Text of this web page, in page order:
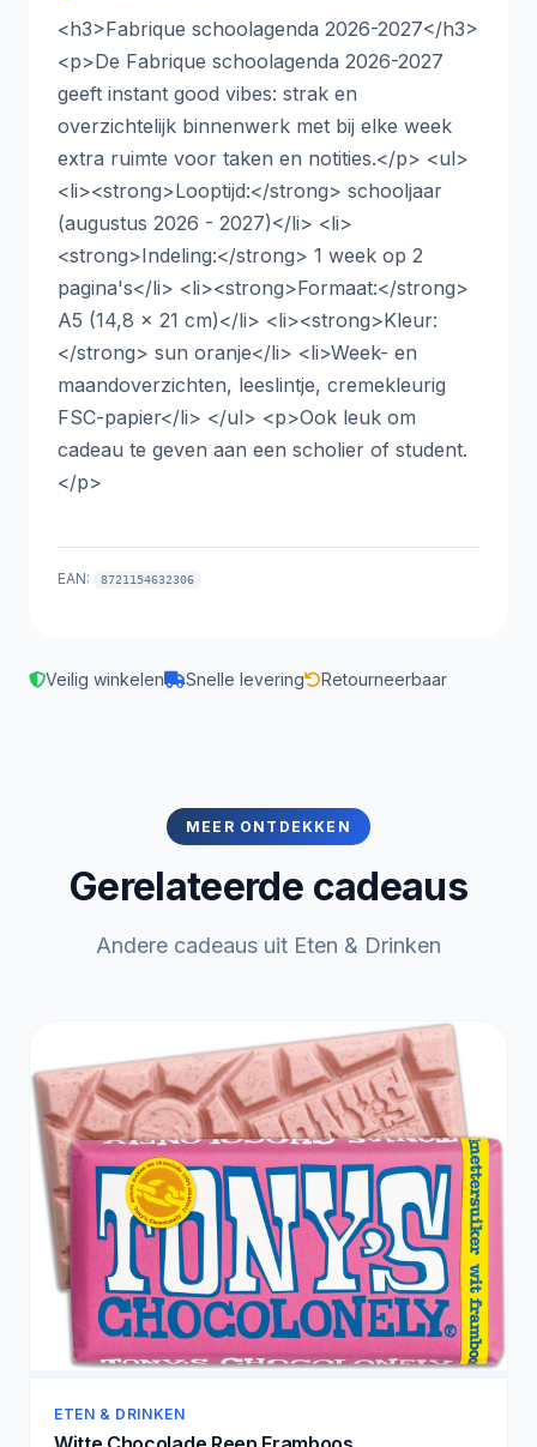
<h3>Fabrique schoolagenda 2026-2027</h3>
<p>De Fabrique schoolagenda 2026-2027
geeft instant good vibes: strak en
overzichtelijk binnenwerk met bij elke week
extra ruimte voor taken en notities.</p> <ul>
<li><strong>Looptijd:</strong> schooljaar
(augustus 2026 - 2027)</li> <li>
<strong>Indeling:</strong> 1 week op 2
pagina's</li> <li><strong>Formaat:</strong>
A5 (14,8 x 21 cm)</li> <li><strong>Kleur:
</strong> sun oranje</li> <li>Week- en
maandoverzichten, leeslintje, cremekleurig
FSC-papier</li> </ul> <p>Ook leuk om
cadeau te geven aan een scholier of student.
</p>
EAN: 8721154632306
Veilig winkelen Snelle levering Retourneerbaar
MEER ONTDEKKEN
Gerelateerde cadeaus
Andere cadeaus uit Eten & Drinken
ETEN & DRINKEN